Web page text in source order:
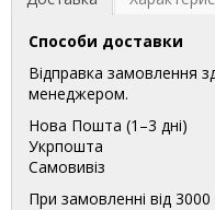
Способи доставки
Відправка замовлення
менеджером.
Нова Пошта (1–3 дні)
Укрпошта
Самовивіз
При замовленні від